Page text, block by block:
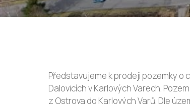
Představujeme k prodeji pozemky o
Dalovicích v Karlových Varech.
z Ostrova do Karlových Varů. Dle